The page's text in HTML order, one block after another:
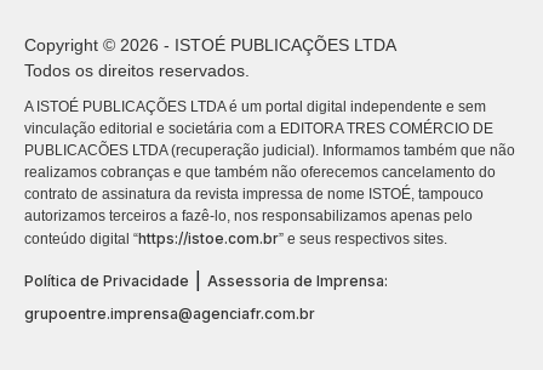
Copyright © 2026 - ISTOÉ PUBLICAÇÕES LTDA
Todos os direitos reservados.
A ISTOÉ PUBLICAÇÕES LTDA é um portal digital independente e sem
vinculação editorial e societária com a EDITORA TRES COMÉRCIO DE
PUBLICACÕES LTDA (recuperação judicial). Informamos também que não
realizamos cobranças e que também não oferecemos cancelamento do
contrato de assinatura da revista impressa de nome ISTOÉ, tampouco
autorizamos terceiros a fazê-lo, nos responsabilizamos apenas pelo
conteúdo digital “https://istoe.com.br” e seus respectivos sites.
Política de Privacidade
Assessoria de Imprensa:
grupoentre.imprensa@agenciafr.com.br